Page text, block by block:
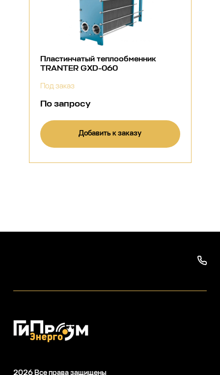
Пластинчатый теплообменник
TRANTER GXD-060
Под заказ
По запросу
Добавить к заказу
2026Все права защищены